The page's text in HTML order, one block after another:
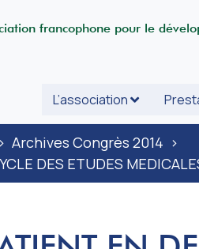
francophone pour le
L’association
> Archives Congrès 2014 >
DES ETUDES